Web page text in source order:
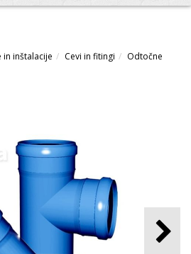
in inštalacije Cevi in fitingi Odtočne